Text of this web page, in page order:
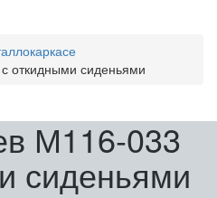
откидными сиденьями
М116-033
сиденьями